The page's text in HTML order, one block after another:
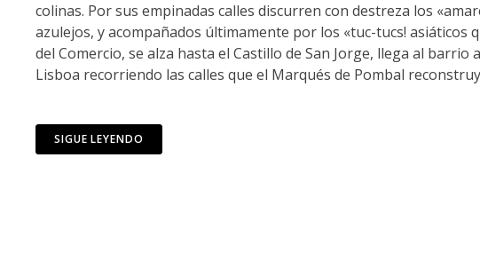
colinas. Por sus empinadas calles discurren con destreza los
azulejos, y acompañados últimamente por los «tuc-tucs! asiáticos
del Comercio, se alza hasta el Castillo de San Jorge, llega al barrio
Lisboa recorriendo las calles que el Marqués de Pombal
SIGUE LEYENDO